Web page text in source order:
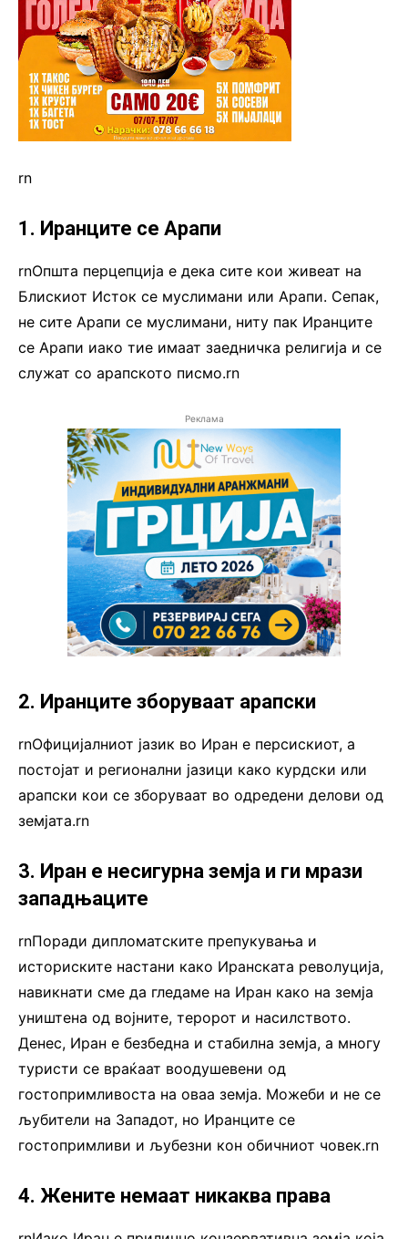
rn
1. Иранците се Арапи
rnОпшта перцепција е дека сите кои живеат на
Блискиот Исток се муслимани или Арапи. Сепак,
не сите Арапи се муслимани, ниту пак Иранците
се Арапи иако тие имаат заедничка религија и се
служат со арапското писмо.rn
Реклама
2. Иранците зборуваат арапски
rnОфицијалниот јазик во Иран е персискиот, а
постојат и регионални јазици како курдски или
арапски кои се зборуваат во одредени делови од
земјата.rn
3. Иран е несигурна земја и ги мрази
западњаците
rnПоради дипломатските препукувања и
историските настани како Иранската револуција,
навикнати сме да гледаме на Иран како на земја
уништена од војните, теророт и насилството.
Денес, Иран е безбедна и стабилна земја, а многу
туристи се враќаат воодушевени од
гостопримливоста на оваа земја. Можеби и не се
љубители на Западот, но Иранците се
гостопримливи и љубезни кон обичниот човек.rn
4. Жените немаат никаква права